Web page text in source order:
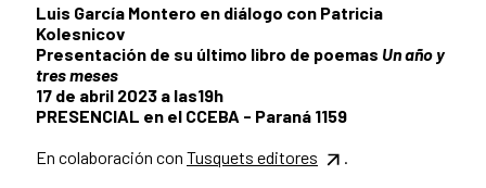
Luis García Montero en diálogo con Patricia
Kolesnicov
Presentación de su último libro de poemas Un año y
tres meses
17 de abril 2023 a las19h
PRESENCIAL en el CCEBA - Paraná 1159
En colaboración con Tusquets editores